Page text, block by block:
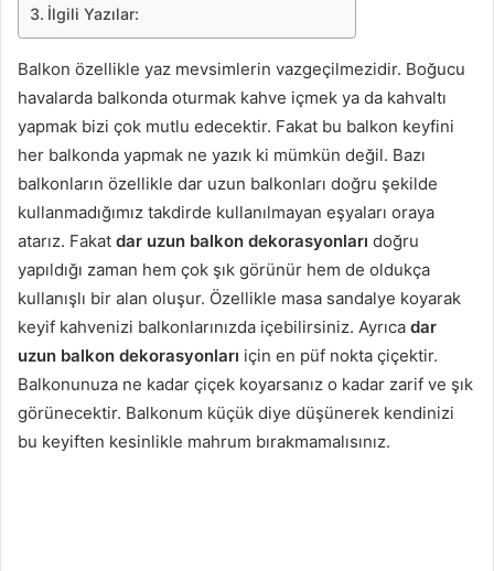
İlgili Yazılar:
Balkon özellikle yaz mevsimlerin vazgeçilmezidir. Boğucu
havalarda balkonda oturmak kahve içmek ya da kahvaltı
yapmak bizi çok mutlu edecektir. Fakat bu balkon keyfini
her balkonda yapmak ne yazık ki mümkün değil. Bazı
balkonların özellikle dar uzun balkonları doğru şekilde
kullanmadığımız takdirde kullanılmayan eşyaları oraya
atarız. Fakat dar uzun balkon dekorasyonları doğru
yapıldığı zaman hem çok şık görünür hem de oldukça
kullanışlı bir alan oluşur. Özellikle masa sandalye koyarak
keyif kahvenizi balkonlarınızda içebilirsiniz. Ayrıca dar
uzun balkon dekorasyonları için en püf nokta çiçektir.
Balkonunuza ne kadar çiçek koyarsanız o kadar zarif ve şık
görünecektir. Balkonum küçük diye düşünerek kendinizi
bu keyiften kesinlikle mahrum bırakmamalısınız.